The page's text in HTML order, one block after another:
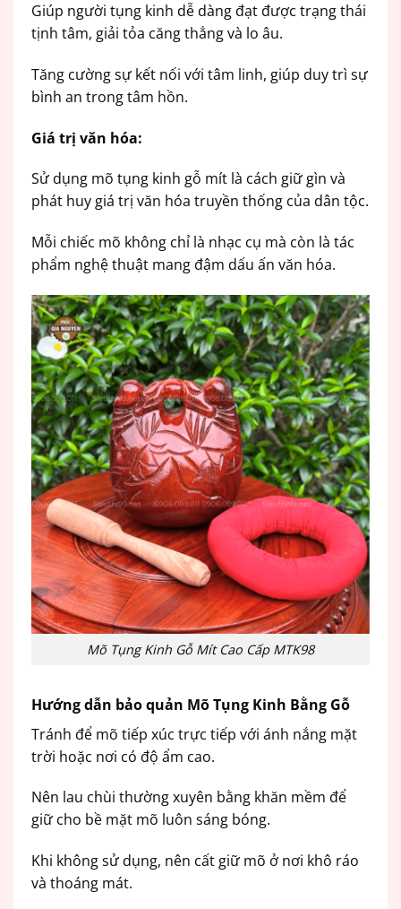
Giúp người tụng kinh dễ dàng đạt được trạng thái
tịnh tâm, giải tỏa căng thẳng và lo âu.
Tăng cường sự kết nối với tâm linh, giúp duy trì sự
bình an trong tâm hồn.
Giá trị văn hóa:
Sử dụng mõ tụng kinh gỗ mít là cách giữ gìn và
phát huy giá trị văn hóa truyền thống của dân tộc.
Mỗi chiếc mõ không chỉ là nhạc cụ mà còn là tác
phẩm nghệ thuật mang đậm dấu ấn văn hóa.
Mõ Tụng Kinh Gỗ Mít Cao Cấp MTK98
Hướng dẫn bảo quản Mõ Tụng Kinh Bằng Gỗ
Tránh để mõ tiếp xúc trực tiếp với ánh nắng mặt
trời hoặc nơi có độ ẩm cao.
Nên lau chùi thường xuyên bằng khăn mềm để
giữ cho bề mặt mõ luôn sáng bóng.
Khi không sử dụng, nên cất giữ mõ ở nơi khô ráo
và thoáng mát.